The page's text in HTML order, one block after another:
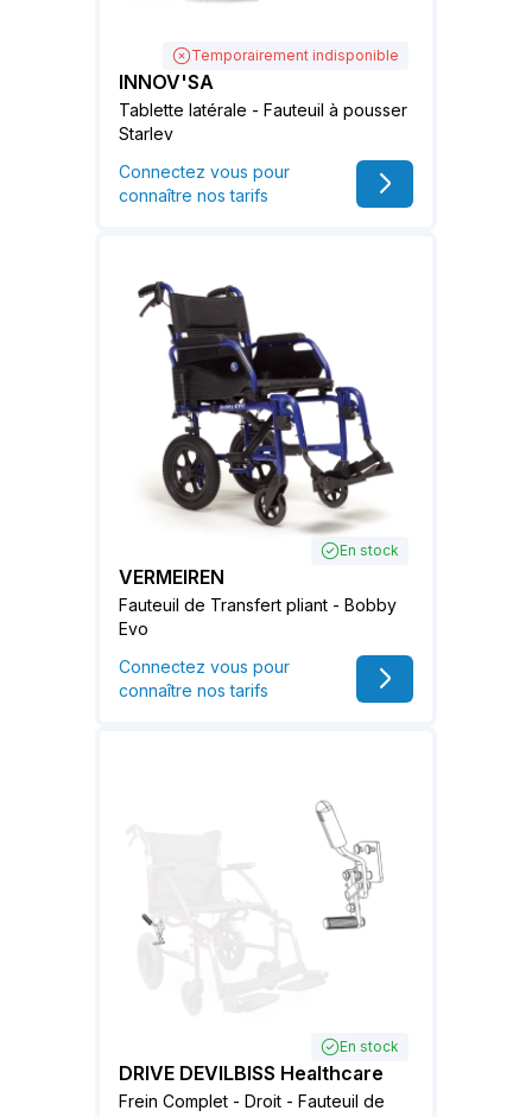
Temporairement indisponible
INNOV'SA
Tablette latérale - Fauteuil à pousser
Starlev
Connectez vous pour
connaître nos tarifs
En stock
VERMEIREN
Fauteuil de Transfert pliant - Bobby
Evo
Connectez vous pour
connaître nos tarifs
En stock
DRIVE DEVILBISS Healthcare
Frein Complet - Droit - Fauteuil de